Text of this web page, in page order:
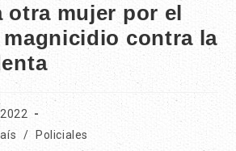
otra mujer por el
contra la
/ Policiales